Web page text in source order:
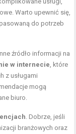
Warto upewnić się,
do potrzeb
źródło informacji na
w internecie , które
z usługami
mogą
biuro.
. Dobrze, jeśli
branżowych oraz